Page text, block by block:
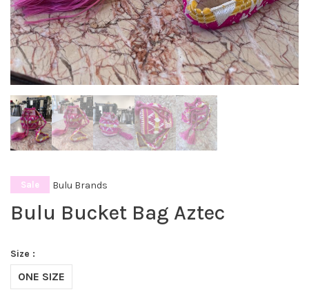
Sale Bulu Brands
Bulu Bucket Bag Aztec
Size :
ONE SIZE